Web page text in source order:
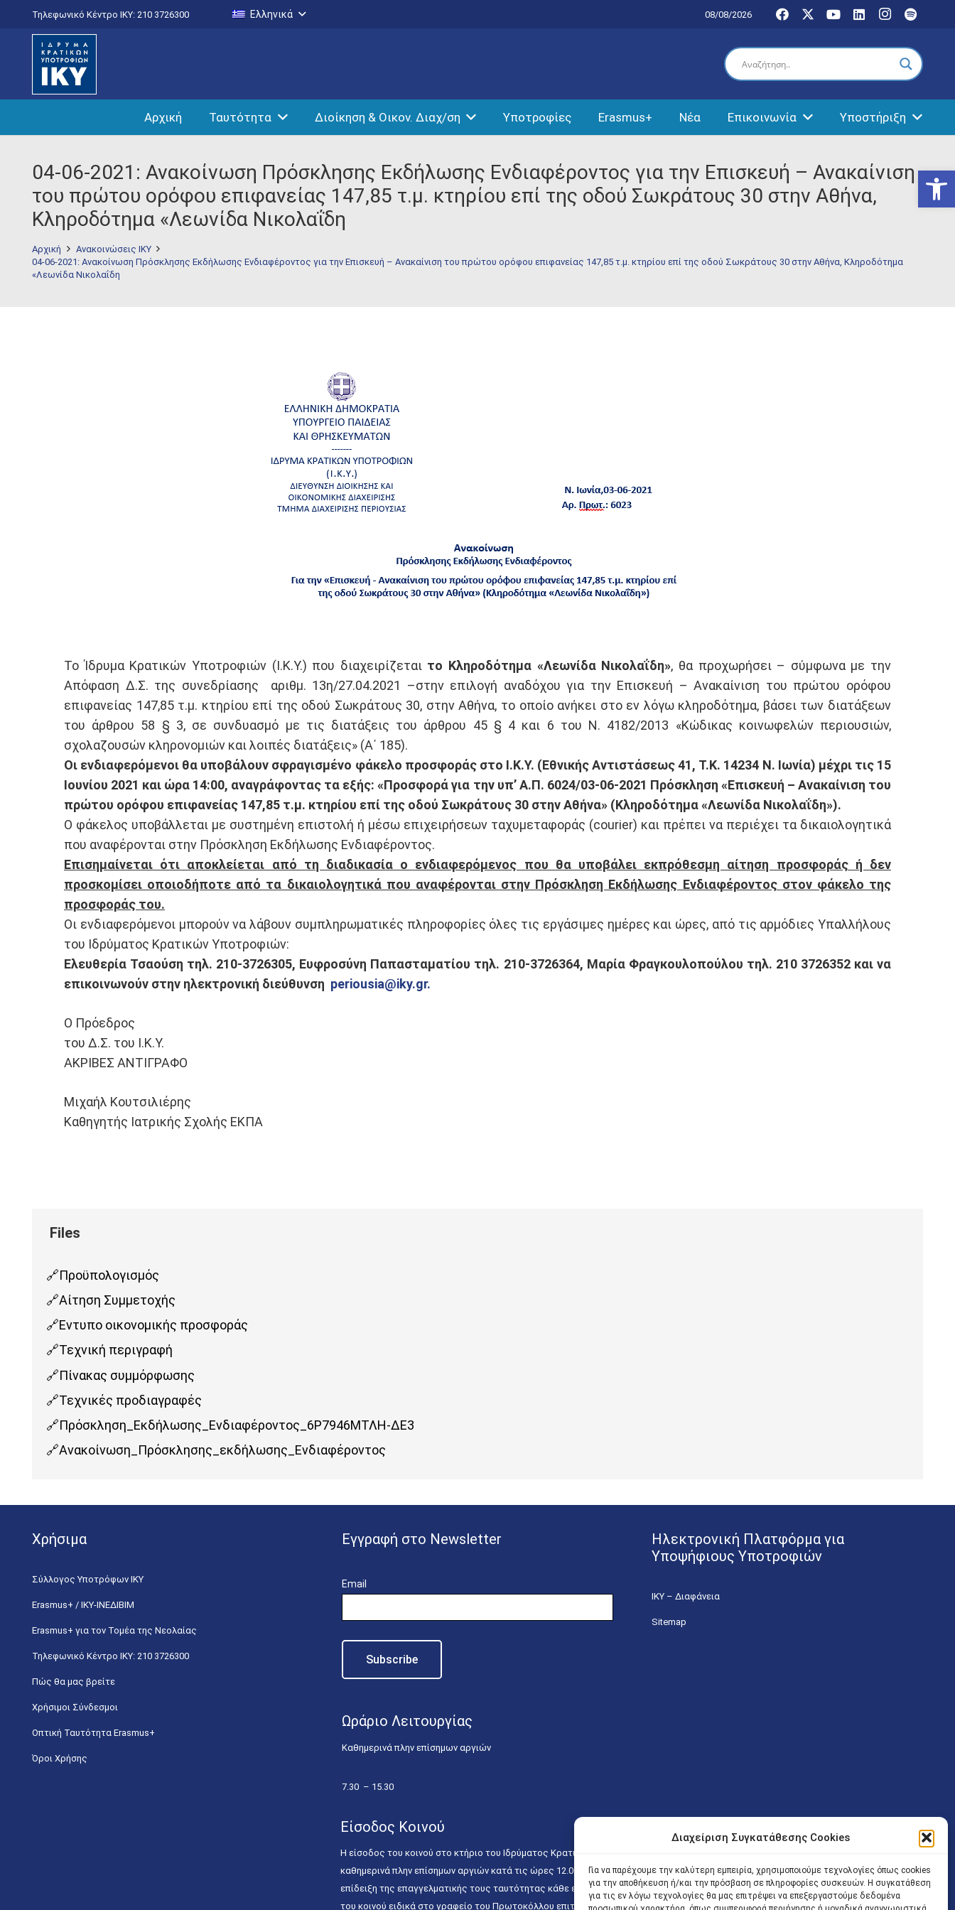
Διαχείριση Συγκατάθεσης Cookies
Για να παρέχουμε την καλύτερη εμπειρία, χρησιμοποιούμε τεχνολογίες όπως cookies
για την αποθήκευση ή/και την πρόσβαση σε πληροφορίες συσκευών. Η συγκατάθεση
για τις εν λόγω τεχνολογίες θα μας επιτρέψει να επεξεργαστούμε δεδομένα
Τηλεφωνικό Κέντρο IKY: 210 3726300 Ελληνικά 08/08/2026
Αρχική Ταυτότητα Διοίκηση & Οικον. Διαχ/ση Υποτροφίες Erasmus+ Νέα Επικοινωνία Υποστήριξη
04-06-2021: Ανακοίνωση Πρόσκλησης Εκδήλωσης Ενδιαφέροντος για την Επισκευή – Ανακαίνιση
του πρώτου ορόφου επιφανείας 147,85 τ.μ. κτηρίου επί της οδού Σωκράτους 30 στην Αθήνα,
Κληροδότημα «Λεωνίδα Νικολαΐδη
Αρχική
Ανακοινώσεις ΙΚΥ
04-06-2021: Ανακοίνωση Πρόσκλησης Εκδήλωσης Ενδιαφέροντος για την Επισκευή – Ανακαίνιση του πρώτου ορόφου επιφανείας 147,85 τ.μ. κτηρίου επί της οδού Σωκράτους 30 στην Αθήνα, Κληροδότημα
«Λεωνίδα Νικολαΐδη
Το Ίδρυμα Κρατικών Υποτροφιών (Ι.Κ.Υ.) που διαχειρίζεται το Κληροδότημα «Λεωνίδα Νικολαΐδη», θα προχωρήσει – σύμφωνα με την
Απόφαση Δ.Σ. της συνεδρίασης αριθμ. 13η/27.04.2021 –στην επιλογή αναδόχου για την Επισκευή – Ανακαίνιση του πρώτου ορόφου
επιφανείας 147,85 τ.μ. κτηρίου επί της οδού Σωκράτους 30, στην Αθήνα, το οποίο ανήκει στο εν λόγω κληροδότημα, βάσει των διατάξεων
του άρθρου 58 § 3, σε συνδυασμό με τις διατάξεις του άρθρου 45 § 4 και 6 του Ν. 4182/2013 «Κώδικας κοινωφελών περιουσιών,
σχολαζουσών κληρονομιών και λοιπές διατάξεις» (Α΄ 185).
Οι ενδιαφερόμενοι θα υποβάλουν σφραγισμένο φάκελο προσφοράς στο Ι.Κ.Υ. (Εθνικής Αντιστάσεως 41, Τ.Κ. 14234 Ν. Ιωνία) μέχρι τις 15
Ιουνίου 2021 και ώρα 14:00, αναγράφοντας τα εξής: «Προσφορά για την υπ’ Α.Π. 6024/03-06-2021 Πρόσκληση «Επισκευή – Ανακαίνιση του
πρώτου ορόφου επιφανείας 147,85 τ.μ. κτηρίου επί της οδού Σωκράτους 30 στην Αθήνα» (Κληροδότημα «Λεωνίδα Νικολαΐδη»).
Ο φάκελος υποβάλλεται με συστημένη επιστολή ή μέσω επιχειρήσεων ταχυμεταφοράς (courier) και πρέπει να περιέχει τα δικαιολογητικά
που αναφέρονται στην Πρόσκληση Εκδήλωσης Ενδιαφέροντος.
Επισημαίνεται ότι αποκλείεται από τη διαδικασία ο ενδιαφερόμενος που θα υποβάλει εκπρόθεσμη αίτηση προσφοράς ή δεν
προσκομίσει οποιοδήποτε από τα δικαιολογητικά που αναφέρονται στην Πρόσκληση Εκδήλωσης Ενδιαφέροντος στον φάκελο της
προσφοράς του.
Οι ενδιαφερόμενοι μπορούν να λάβουν συμπληρωματικές πληροφορίες όλες τις εργάσιμες ημέρες και ώρες, από τις αρμόδιες Υπαλλήλους
του Ιδρύματος Κρατικών Υποτροφιών:
Ελευθερία Τσαούση τηλ. 210-3726305, Ευφροσύνη Παπασταματίου τηλ. 210-3726364, Μαρία Φραγκουλοπούλου τηλ. 210 3726352 και να
επικοινωνούν στην ηλεκτρονική διεύθυνση periousia@iky.gr.
O Πρόεδρος
του Δ.Σ. του Ι.Κ.Υ.
ΑΚΡΙΒΕΣ ΑΝΤΙΓΡΑΦΟ
Μιχαήλ Κουτσιλιέρης
Καθηγητής Ιατρικής Σχολής ΕΚΠΑ
Προϋπολογισμός
Αίτηση Συμμετοχής
Εντυπο οικονομικής προσφοράς
Τεχνική περιγραφή
Πίνακας συμμόρφωσης
Τεχνικές προδιαγραφές
Πρόσκληση_Εκδήλωσης_Ενδιαφέροντος_6Ρ7946ΜΤΛΗ-ΔΕ3
Ανακοίνωση_Πρόσκλησης_εκδήλωσης_Ενδιαφέροντος
Χρήσιμα
Σύλλογος Υποτρόφων ΙΚΥ
Erasmus+ / ΙΚΥ-ΙΝΕΔΙΒΙΜ
Erasmus+ για τον Τομέα της Νεολαίας
Τηλεφωνικό Κέντρο IKY: 210 3726300
Πώς θα μας βρείτε
Χρήσιμοι Σύνδεσμοι
Οπτική Ταυτότητα Erasmus+
Όροι Χρήσης
Εγγραφή στο Newsletter
Email
Ωράριο Λειτουργίας
Καθημερινά πλην επίσημων αργιών
7.30 – 15.30
Ηλεκτρονική Πλατφόρμα για
Υποψήφιους Υποτροφιών
ΙΚΥ – Διαφάνεια
Sitemap
Είσοδος Κοινού
Η είσοδος του κοινού στο κτήριο του Ιδρύματος Κρατικών Υποτροφιών (Λ. Εθνικής Αντιστάσεως 41 T.K.14234 Νέα Ιωνία), επιτρέπεται
καθημερινά πλην επίσημων αργιών κατά τις ώρες 12.00 – 15.00. Η είσοδος των Δικηγόρων στο κτήριο επιτρέπεται ελεύθερα με την
επίδειξη της επαγγελματικής τους ταυτότητας κάθε εργάσιμη ημέρα και ώρα χωρίς κανέναν χρονικό ή άλλο περιορισμό. Η είσοδος
του κοινού ειδικά στο γραφείο του Πρωτοκόλλου επιτρέπεται καθημερινά κατά τις ώρες 9.00 – 15.00. Η εξυπηρέτηση του κοινού